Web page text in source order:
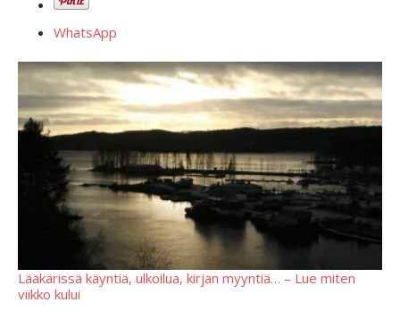
WhatsApp
Lääkärissä käyntiä, ulkoilua, kirjan myyntiä… – Lue miten
viikko kului